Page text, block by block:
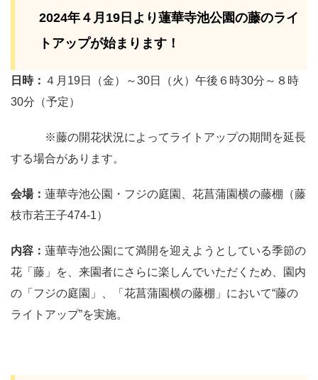
2024年４月19日より蓮華寺池公園の藤のライ
トアップが始まります！
日時： ４月19日（金）～30日（火）午後６時30分～８時
30分（予定）
※藤の開花状況によってライトアップの期間を延長
する場合があります。
会場： 蓮華寺池公園・フジの庭園、花菖蒲園横の藤棚（藤
枝市若王子474-1）
内容： 蓮華寺池公園にて満開を迎えようとしている季節の
花「藤」を、来園者にさらに楽しんでいただくため、園内
の「フジの庭園」、「花菖蒲園横の藤棚」において“藤の
ライトアップ”を実施。